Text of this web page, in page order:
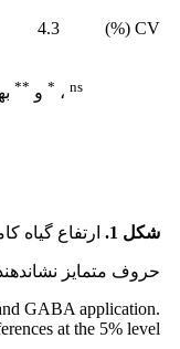
CV (%)
4.3
ns ، * و **
شکل 1. ارتفاع گیاه
حروف متمایز
GABA application.
at the 5% level.